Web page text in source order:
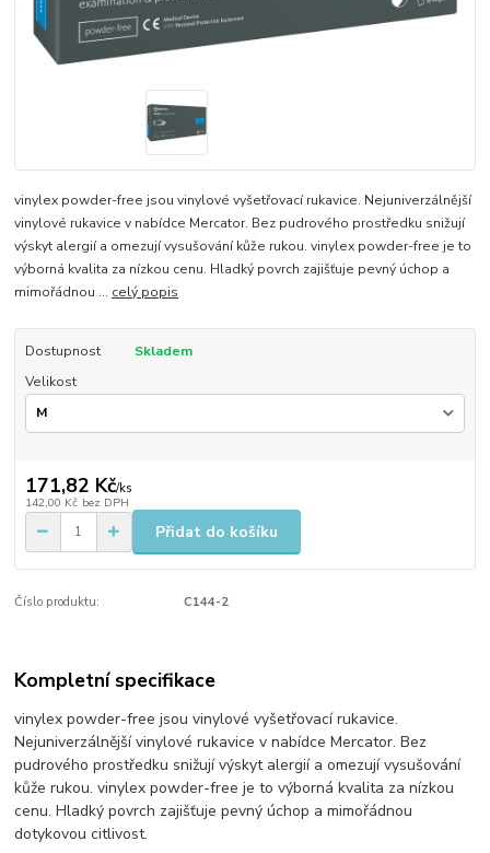
vinylex powder-free jsou vinylové vyšetřovací rukavice. Nejuniverzálnější
vinylové rukavice v nabídce Mercator. Bez pudrového prostředku snižují
výskyt alergií a omezují vysušování kůže rukou. vinylex powder-free je to
výborná kvalita za nízkou cenu. Hladký povrch zajišťuje pevný úchop a
mimořádnou ... celý popis
Dostupnost
Skladem
Velikost
171,82 Kč/ks
142,00 Kč bez DPH
Přidat do košíku
Číslo produktu: C144-2
Kompletní specifikace
vinylex powder-free jsou vinylové vyšetřovací rukavice.
Nejuniverzálnější vinylové rukavice v nabídce Mercator. Bez
pudrového prostředku snižují výskyt alergií a omezují vysušování
kůže rukou. vinylex powder-free je to výborná kvalita za nízkou
cenu. Hladký povrch zajišťuje pevný úchop a mimořádnou
dotykovou citlivost.